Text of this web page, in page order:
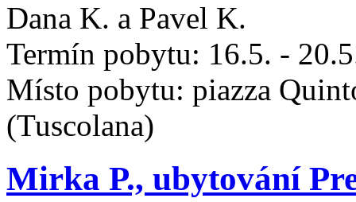
Dana K. a Pavel K.
Termín pobytu: 16.5. -
Místo pobytu: piazza
(Tuscolana)
Mirka P., ubytování